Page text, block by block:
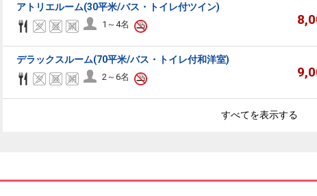
アトリエルーム(30平米/バス・トイレ付ツイン)
1～4名
デラックスルーム(70平米/バス・トイレ付和洋室)
2～6名
すべてを表示する